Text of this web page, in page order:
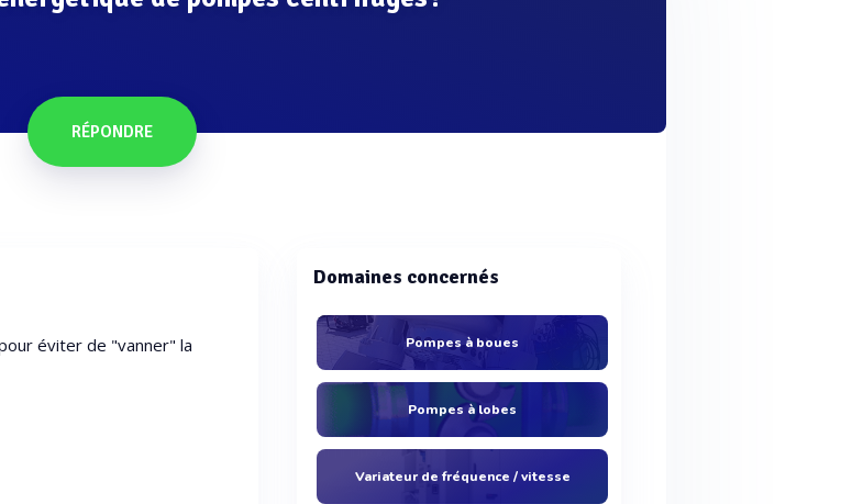
RÉPONDRE
éviter de "vanner" la
Domaines concernés
Pompes à boues
Pompes à lobes
Variateur de fréquence / vitesse